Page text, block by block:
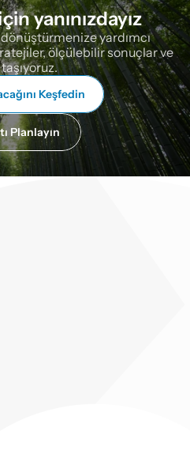
yanınızdayız
yardımcı
ölçülebilir sonuçlar ve
Keşfedin
Planlayın